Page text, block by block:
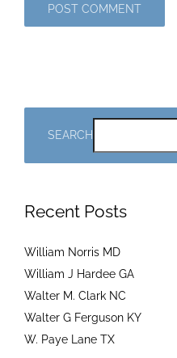
SEARCH
Recent Posts
William Norris MD
William J Hardee GA
Walter M. Clark NC
Walter G Ferguson KY
W. Paye Lane TX